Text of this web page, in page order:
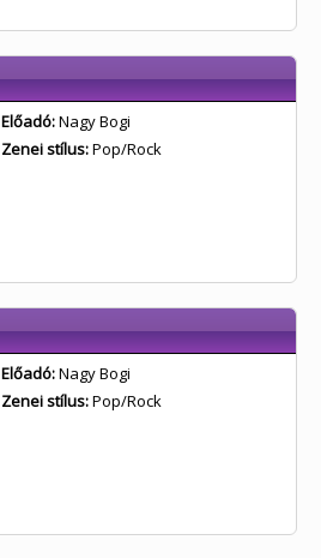
Előadó:Nagy Bogi
Zenei stílus:Pop/Rock
Előadó:Nagy Bogi
Zenei stílus:Pop/Rock